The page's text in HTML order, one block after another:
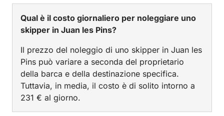
Qual è il costo giornaliero per noleggiare uno
skipper in Juan les Pins?
Il prezzo del noleggio di uno skipper in Juan les
Pins può variare a seconda del proprietario
della barca e della destinazione specifica.
Tuttavia, in media, il costo è di solito intorno a
231 € al giorno.